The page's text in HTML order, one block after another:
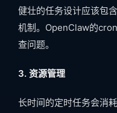
健壮的任务设计应该包
机制。OpenClaw的
查问题。
3. 资源管理
长时间的定时任务会消